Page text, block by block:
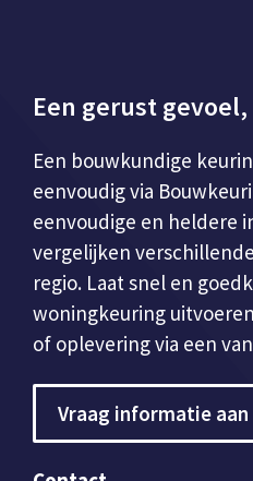
Een gerust
Een bouwkundige
eenvoudig via
eenvoudige en heldere
vergelijken
regio. Laat snel en
woningkeuring
of oplevering via een
Vraag informatie aan